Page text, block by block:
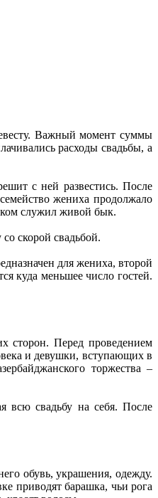
Важный момент суммы
расходы свадьбы, а
с ней развестись. После
жениха продолжало
служил живой бык.
скорой свадьбой.
для жениха, второй
куда меньшее число гостей.
сторон. Перед проведением
и девушки, вступающих в
торжества –
всю свадьбу на себя. После
обувь, украшения, одежду.
приводят барашка, чьи рога